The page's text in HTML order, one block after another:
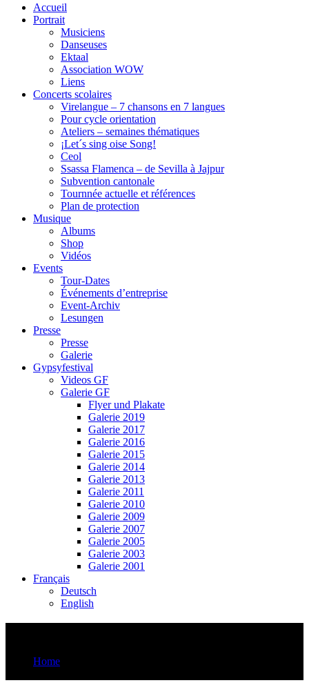
Accueil
Portrait
Musiciens
Danseuses
Ektaal
Association WOW
Liens
Concerts scolaires
Virelangue – 7 chansons en 7 langues
Pour cycle orientation
Ateliers – semaines thématiques
¡Let´s sing oise Song!
Ceol
Ssassa Flamenca – de Sevilla à Jajpur
Subvention cantonale
Tournnée actuelle et références
Plan de protection
Musique
Albums
Shop
Vidéos
Events
Tour-Dates
Événements d’entreprise
Event-Archiv
Lesungen
Presse
Presse
Galerie
Gypsyfestival
Videos GF
Galerie GF
Flyer und Plakate
Galerie 2019
Galerie 2017
Galerie 2016
Galerie 2015
Galerie 2014
Galerie 2013
Galerie 2011
Galerie 2010
Galerie 2009
Galerie 2007
Galerie 2005
Galerie 2003
Galerie 2001
Français
Deutsch
English
Home